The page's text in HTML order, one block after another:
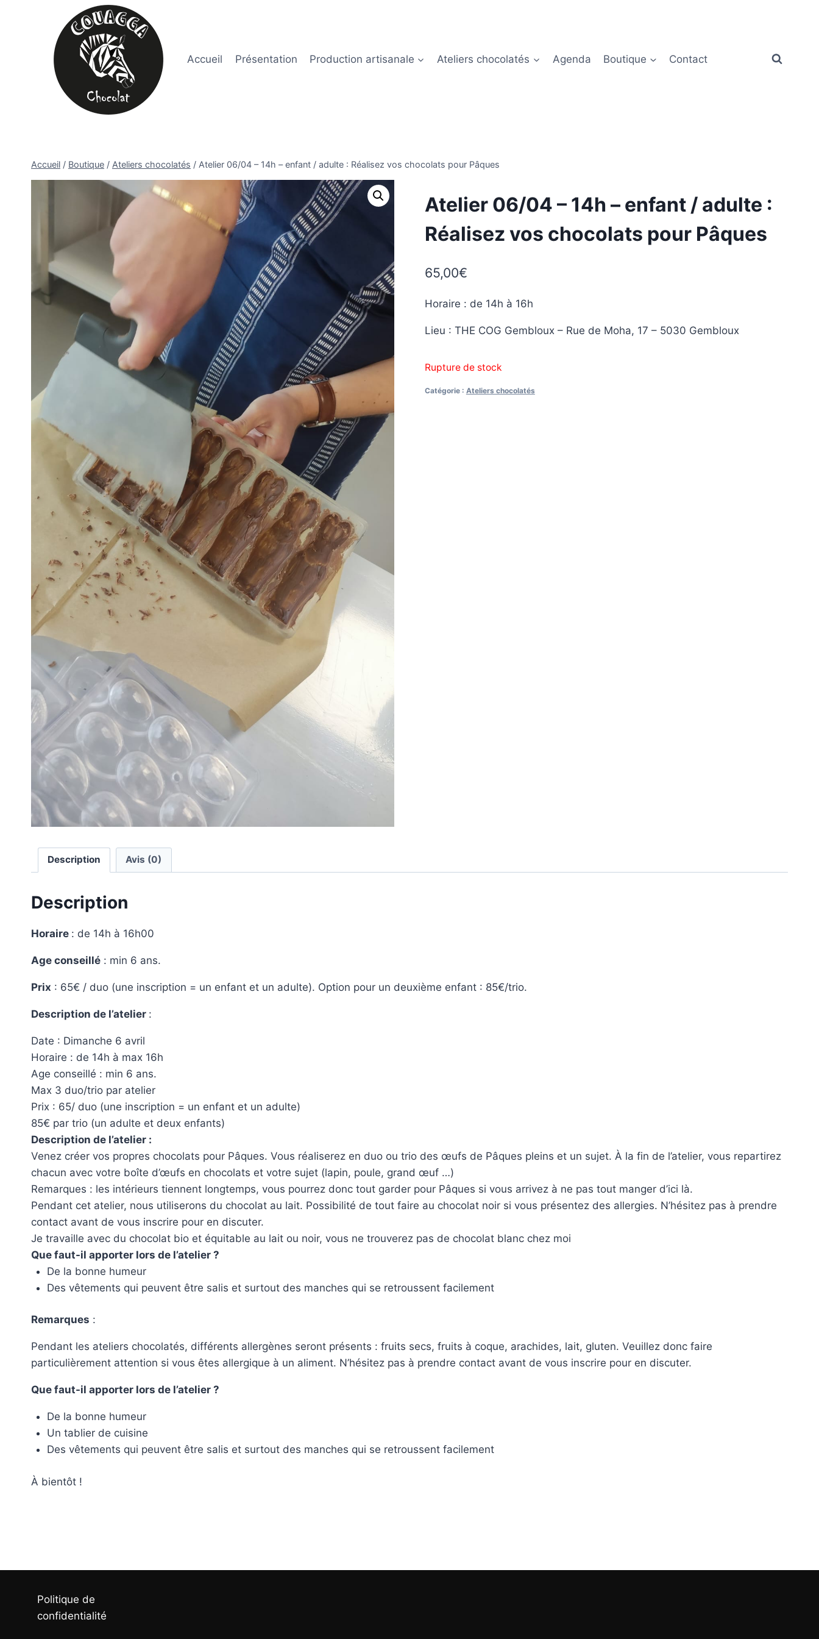
Accueil
Présentation Production artisanale Ateliers chocolatés Agenda Boutique Contact
Accueil / Boutique / Ateliers chocolatés / Atelier 06/04 – 14h – enfant / adulte : Réalisez vos chocolats pour Pâques
Atelier 06/04 – 14h – enfant / adulte :
Réalisez vos chocolats pour Pâques
65,00€
Horaire : de 14h à 16h
Lieu : THE COG Gembloux – Rue de Moha, 17 – 5030 Gembloux
Rupture de stock
Catégorie : Ateliers chocolatés
Description Avis (0)
Description
Horaire : de 14h à 16h00
Age conseillé : min 6 ans.
Prix : 65€ / duo (une inscription = un enfant et un adulte). Option pour un deuxième enfant : 85€/trio.
Description de l’atelier :
Date : Dimanche 6 avril
Horaire : de 14h à max 16h
Age conseillé : min 6 ans.
Max 3 duo/trio par atelier
Prix : 65/ duo (une inscription = un enfant et un adulte)
85€ par trio (un adulte et deux enfants)
Description de l’atelier :
Venez créer vos propres chocolats pour Pâques. Vous réaliserez en duo ou trio des œufs de Pâques pleins et un sujet. À la fin de l’atelier, vous repartirez
chacun avec votre boîte d’œufs en chocolats et votre sujet (lapin, poule, grand œuf …)
Remarques : les intérieurs tiennent longtemps, vous pourrez donc tout garder pour Pâques si vous arrivez à ne pas tout manger d’ici là.
Pendant cet atelier, nous utiliserons du chocolat au lait. Possibilité de tout faire au chocolat noir si vous présentez des allergies. N’hésitez pas à prendre
contact avant de vous inscrire pour en discuter.
Je travaille avec du chocolat bio et équitable au lait ou noir, vous ne trouverez pas de chocolat blanc chez moi
Que faut-il apporter lors de l’atelier ?
De la bonne humeur
Des vêtements qui peuvent être salis et surtout des manches qui se retroussent facilement
Remarques :
Pendant les ateliers chocolatés, différents allergènes seront présents : fruits secs, fruits à coque, arachides, lait, gluten. Veuillez donc faire
particulièrement attention si vous êtes allergique à un aliment. N’hésitez pas à prendre contact avant de vous inscrire pour en discuter.
Que faut-il apporter lors de l’atelier ?
De la bonne humeur
Un tablier de cuisine
Des vêtements qui peuvent être salis et surtout des manches qui se retroussent facilement
À bientôt !
Politique de
confidentialité